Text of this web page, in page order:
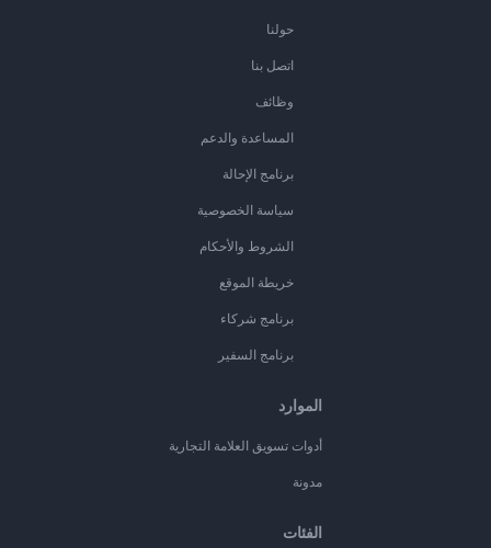
حولنا
اتصل بنا
وظائف
المساعدة والدعم
برنامج الإحالة
سياسة الخصوصية
الشروط والأحكام
خريطة الموقع
برنامج شركاء
برنامج السفير
الموارد
أدوات تسويق العلامة التجارية
مدونة
الفئات